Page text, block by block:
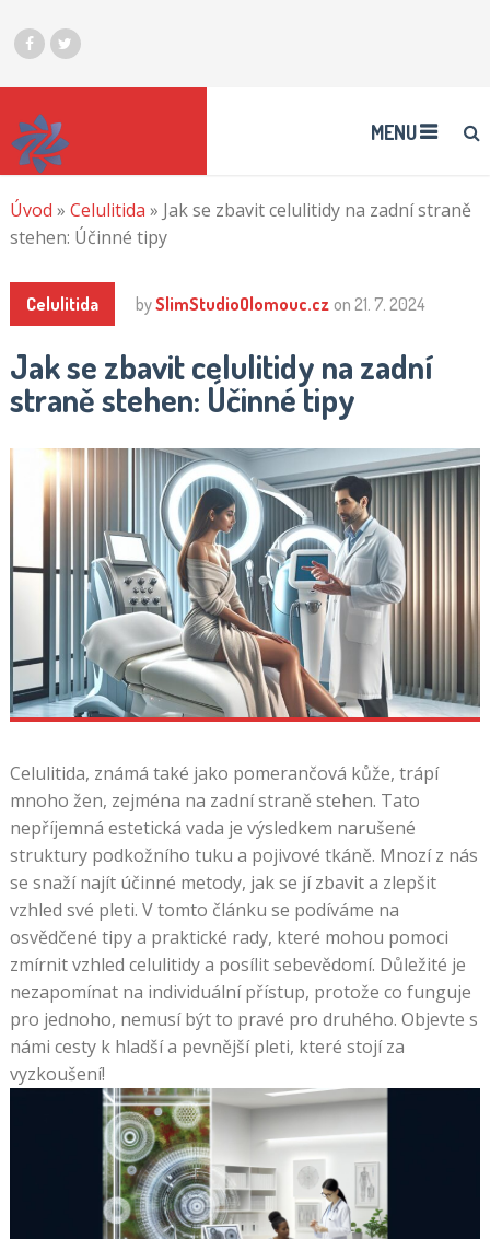
MENU
Úvod » Celulitida » Jak se zbavit celulitidy na zadní straně
stehen: Účinné tipy
Celulitida bySlimStudioOlomouc.cz on 21. 7. 2024
Jak se zbavit celulitidy na zadní
straně stehen: Účinné tipy
Celulitida, známá také jako pomerančová kůže, trápí
mnoho žen, zejména na zadní straně stehen. Tato
nepříjemná estetická vada je výsledkem narušené
struktury podkožního tuku a pojivové tkáně. Mnozí z nás
se snaží najít účinné metody, jak se jí zbavit a zlepšit
vzhled své pleti. V tomto článku se podíváme na
osvědčené tipy a praktické rady, které mohou pomoci
zmírnit vzhled celulitidy a posílit sebevědomí. Důležité je
nezapomínat na individuální přístup, protože co funguje
pro jednoho, nemusí být to pravé pro druhého. Objevte s
námi cesty k hladší a pevnější pleti, které stojí za
vyzkoušení!